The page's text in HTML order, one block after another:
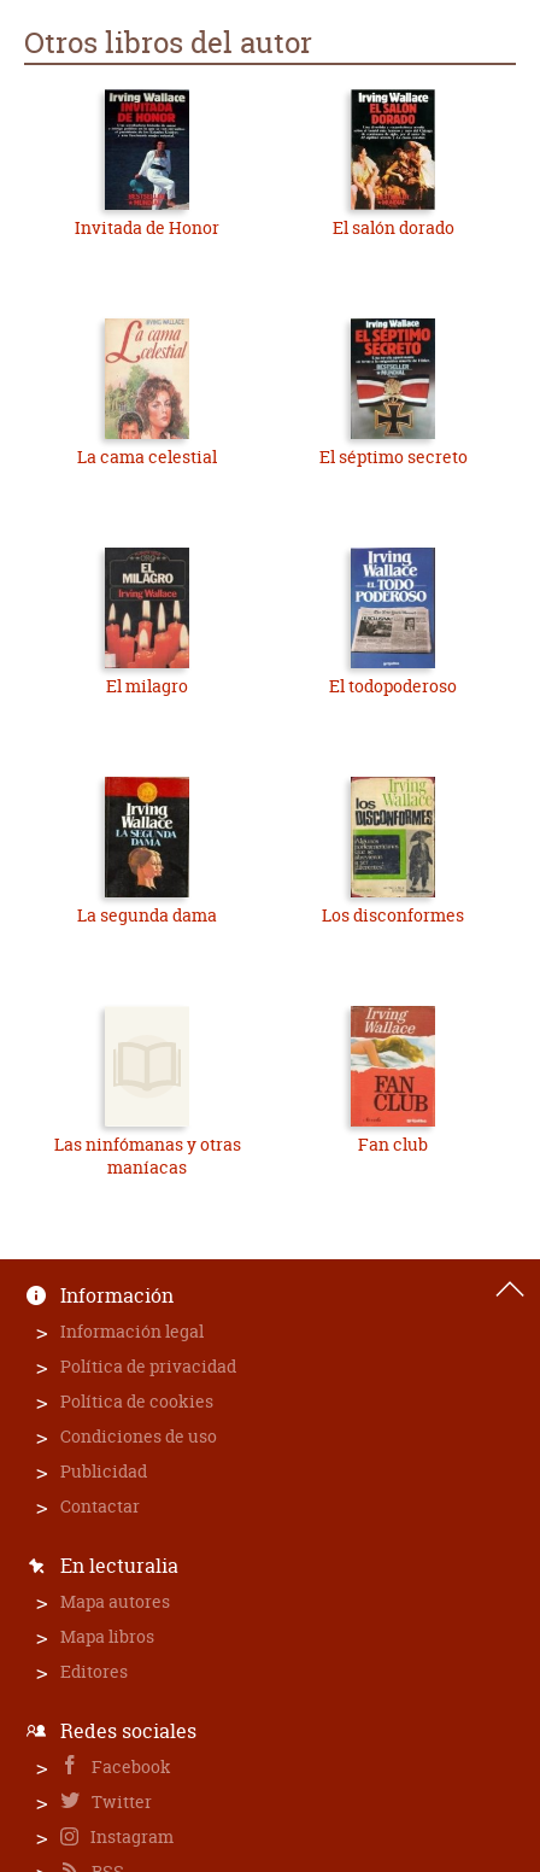
Otros libros del autor
Invitada de Honor El salón dorado
La cama celestial El séptimo secreto
El milagro El todopoderoso
La segunda dama Los disconformes
Las ninfómanas y otras
maníacas
Fan club
Información
Información legal
Política de privacidad
Política de cookies
Condiciones de uso
Publicidad
Contactar
En lecturalia
Mapa autores
Mapa libros
Editores
Redes sociales
Facebook
Twitter
Instagram